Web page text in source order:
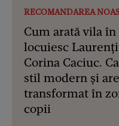
RECOMANDAREA
Cum arată vila în
locuiesc
Corina Caciuc.
stil modern și
transformat în
copii